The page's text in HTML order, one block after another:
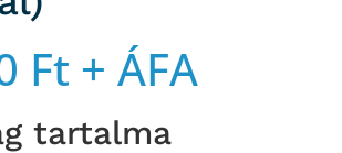
Ft + ÁFA
tartalma